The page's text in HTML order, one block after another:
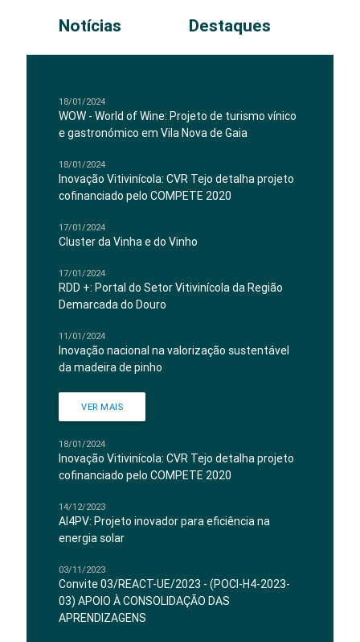
Notícias Destaques
18/01/2024
WOW - World of Wine: Projeto de turismo vínico
e gastronómico em Vila Nova de Gaia
18/01/2024
Inovação Vitivinícola: CVR Tejo detalha projeto
cofinanciado pelo COMPETE 2020
17/01/2024
Cluster da Vinha e do Vinho
17/01/2024
RDD +: Portal do Setor Vitivinícola da Região
Demarcada do Douro
11/01/2024
Inovação nacional na valorização sustentável
da madeira de pinho
VER MAIS
18/01/2024
Inovação Vitivinícola: CVR Tejo detalha projeto
cofinanciado pelo COMPETE 2020
14/12/2023
AI4PV: Projeto inovador para eficiência na
energia solar
03/11/2023
Convite 03/REACT-UE/2023 - (POCI-H4-2023-
03) APOIO À CONSOLIDAÇÃO DAS
APRENDIZAGENS